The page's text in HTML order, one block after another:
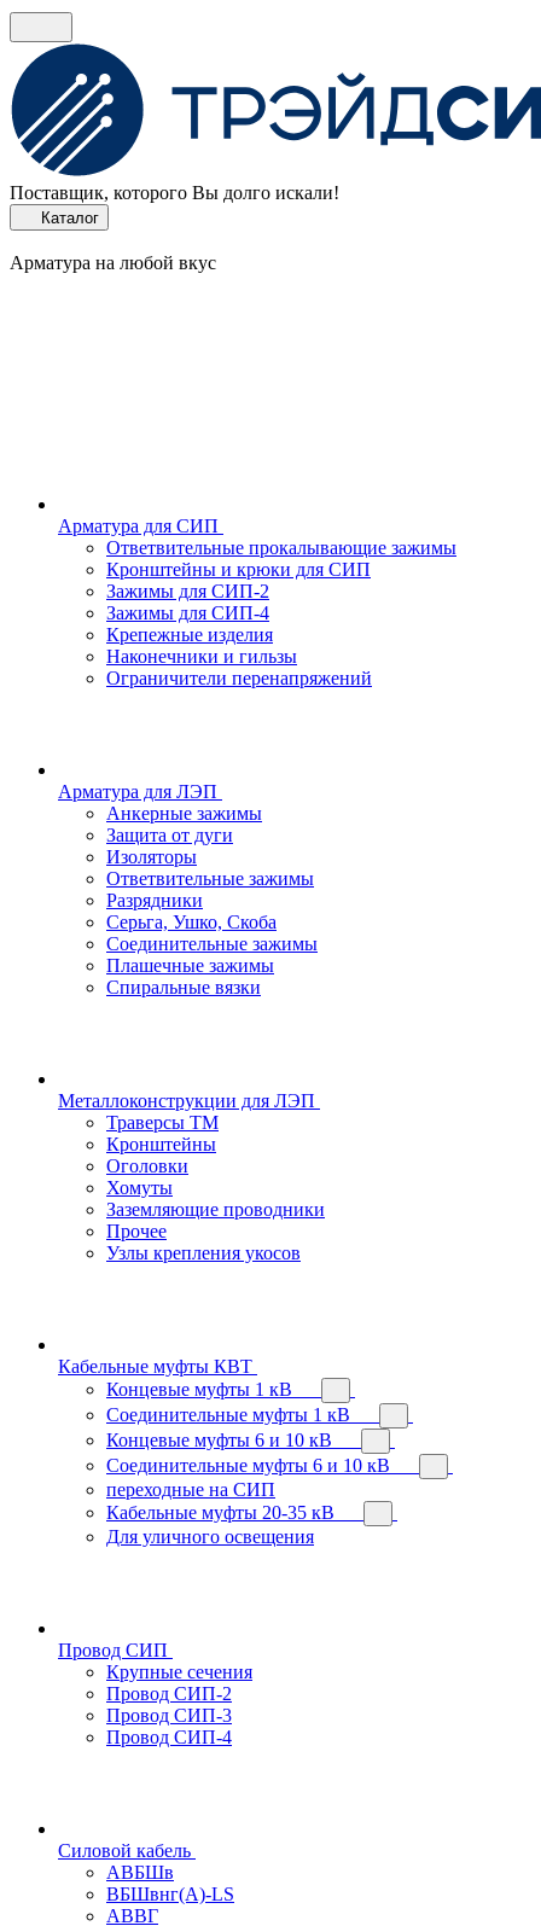
Поставщик, которого Вы долго искали!
Каталог
Арматура на любой вкус
Арматура для СИП
Ответвительные прокалывающие зажимы
Кронштейны и крюки для СИП
Зажимы для СИП-2
Зажимы для СИП-4
Крепежные изделия
Наконечники и гильзы
Ограничители перенапряжений
Арматура для ЛЭП
Анкерные зажимы
Защита от дуги
Изоляторы
Ответвительные зажимы
Разрядники
Серьга, Ушко, Скоба
Соединительные зажимы
Плашечные зажимы
Спиральные вязки
Металлоконструкции для ЛЭП
Траверсы ТМ
Кронштейны
Оголовки
Хомуты
Заземляющие проводники
Прочее
Узлы крепления укосов
Кабельные муфты КВТ
Концевые муфты 1 кВ
Соединительные муфты 1 кВ
Концевые муфты 6 и 10 кВ
Соединительные муфты 6 и 10 кВ
переходные на СИП
Кабельные муфты 20-35 кВ
Для уличного освещения
Провод СИП
Крупные сечения
Провод СИП-2
Провод СИП-3
Провод СИП-4
Силовой кабель
АВБШв
ВБШвнг(А)-LS
АВВГ